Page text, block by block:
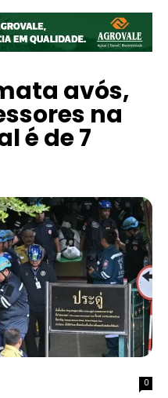
avós,
na
é de 7
0